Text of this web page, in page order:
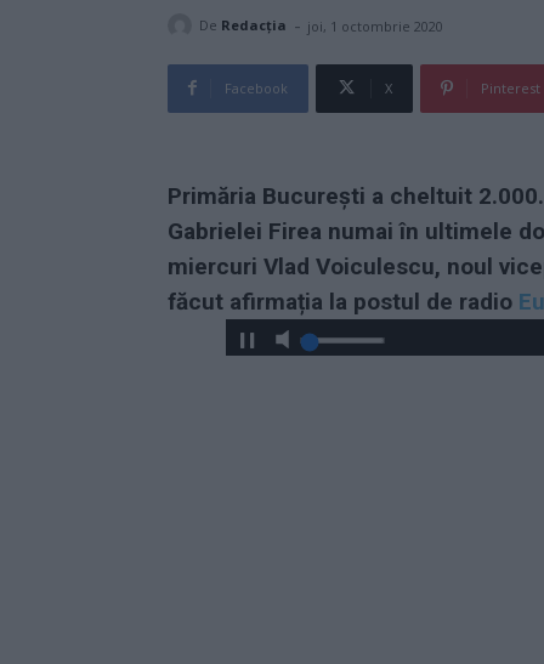
De Redacţia - joi, 1 octombrie 2020
Facebook X Pinterest
Primăria București a cheltuit
Gabrielei Firea numai în ultimele
miercuri Vlad Voiculescu, noul
făcut afirmația la postul de radio